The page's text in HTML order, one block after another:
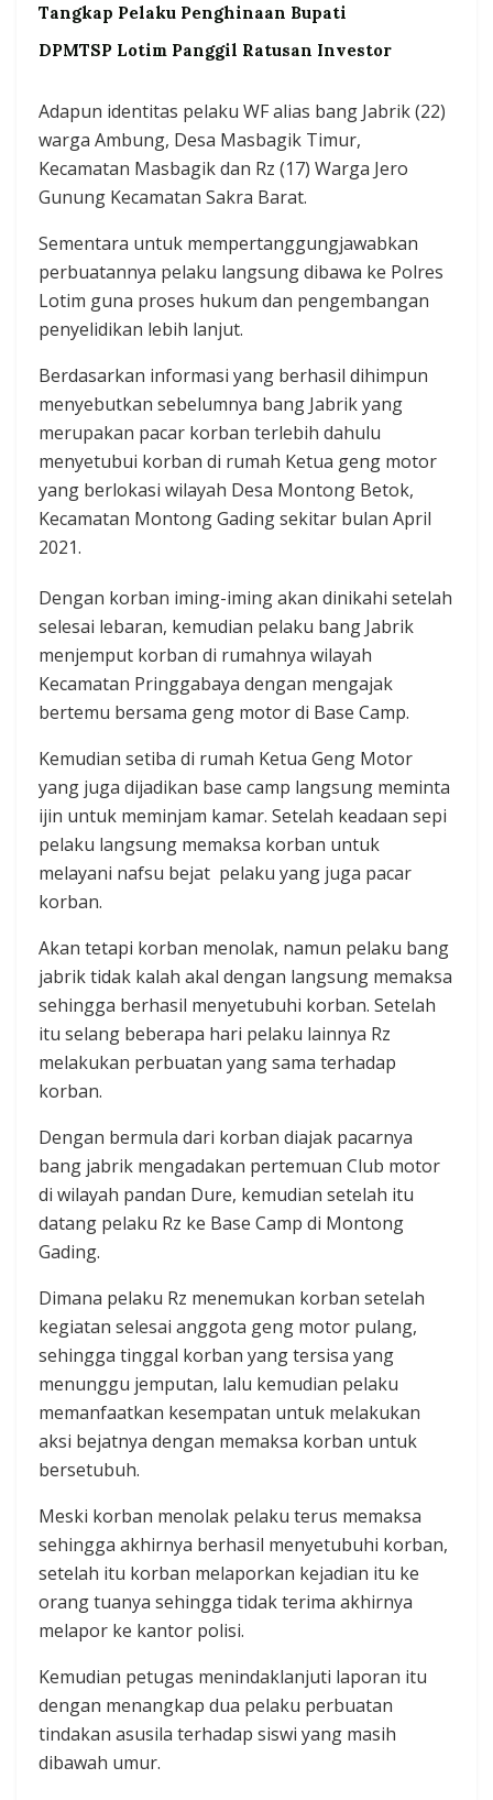
Tangkap Pelaku Penghinaan Bupati
DPMTSP Lotim Panggil Ratusan Investor
Adapun identitas pelaku WF alias bang Jabrik (22)
warga Ambung, Desa Masbagik Timur,
Kecamatan Masbagik dan Rz (17) Warga Jero
Gunung Kecamatan Sakra Barat.
Sementara untuk mempertanggungjawabkan
perbuatannya pelaku langsung dibawa ke Polres
Lotim guna proses hukum dan pengembangan
penyelidikan lebih lanjut.‎
Berdasarkan informasi yang berhasil dihimpun
menyebutkan sebelumnya bang Jabrik yang
merupakan pacar korban terlebih dahulu
menyetubui korban di rumah Ketua geng motor
yang berlokasi wilayah Desa Montong Betok,
Kecamatan Montong Gading sekitar bulan April
2021.
Dengan korban iming-iming akan dinikahi setelah
selesai lebaran, kemudian pelaku bang Jabrik
menjemput korban di rumahnya wilayah
Kecamatan Pringgabaya dengan mengajak
bertemu bersama geng motor di Base Camp.
Kemudian setiba di rumah Ketua Geng Motor
yang juga dijadikan base camp langsung meminta
ijin untuk meminjam kamar. Setelah keadaan sepi
pelaku langsung memaksa korban untuk
melayani nafsu bejat pelaku yang juga pacar
korban.
Akan tetapi korban menolak, namun pelaku bang
jabrik tidak kalah akal dengan langsung memaksa
sehingga berhasil menyetubuhi korban. Setelah
itu selang beberapa hari pelaku lainnya Rz
melakukan perbuatan yang sama terhadap
korban.
Dengan bermula dari korban diajak pacarnya
bang jabrik mengadakan pertemuan Club motor
di wilayah pandan Dure, kemudian setelah itu
datang pelaku Rz ke Base Camp di Montong
Gading.
Dimana pelaku Rz menemukan korban setelah
kegiatan selesai anggota geng motor pulang,
sehingga tinggal korban yang tersisa yang
menunggu jemputan, lalu kemudian pelaku
memanfaatkan kesempatan untuk melakukan
aksi bejatnya dengan memaksa korban untuk
bersetubuh.
Meski korban menolak pelaku terus memaksa
sehingga akhirnya berhasil menyetubuhi korban,
setelah itu korban melaporkan kejadian itu ke
orang tuanya sehingga tidak terima akhirnya
melapor ke kantor polisi.
Kemudian petugas menindaklanjuti laporan itu
dengan menangkap dua pelaku perbuatan
tindakan asusila terhadap siswi yang masih
dibawah umur.